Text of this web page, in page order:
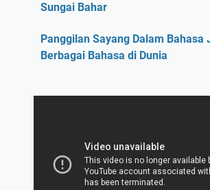
Sungai Bahar
Panggilan Sayang Dalam Bahasa
Berbagai Bahasa di Dunia